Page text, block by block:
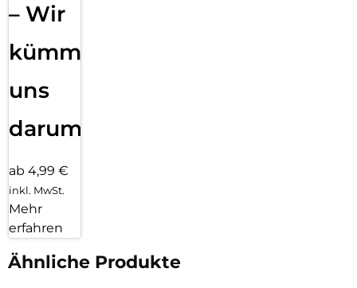
– Wir
kümmern
uns
darum!
ab 4,99 €
inkl. MwSt.
Mehr
erfahren
Ähnliche Produkte